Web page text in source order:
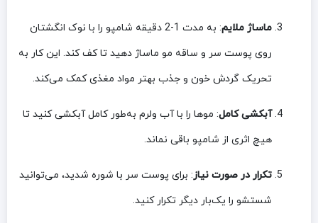
ماساژ ملایم
: به مدت 1-2 دقیقه شامپو را با نوک انگشتان
روی پوست سر و ساقه مو ماساژ دهید تا کف کند. این کار به
تحریک گردش خون و جذب بهتر مواد مغذی کمک می‌کند.
آبکشی کامل: موها را با آب ولرم به‌طور کامل آبکشی کنید تا
هیچ اثری از شامپو باقی نماند.
تکرار در صورت نیاز : برای پوست سر با شوره شدید، می‌توانید
شستشو را یک‌بار دیگر تکرار کنید.